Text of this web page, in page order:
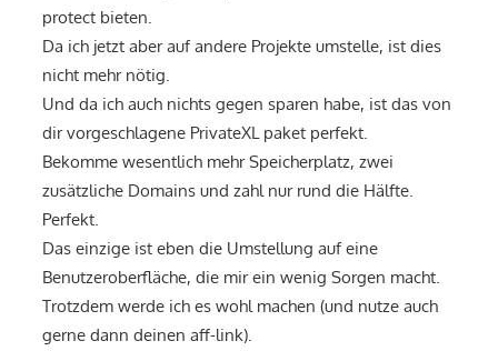
protect bieten.
Da ich jetzt aber auf andere Projekte umstelle, ist dies
nicht mehr nötig.
Und da ich auch nichts gegen sparen habe, ist das von
dir vorgeschlagene PrivateXL paket perfekt.
Bekomme wesentlich mehr Speicherplatz, zwei
zusätzliche Domains und zahl nur rund die Hälfte.
Perfekt.
Das einzige ist eben die Umstellung auf eine
Benutzeroberfläche, die mir ein wenig Sorgen macht.
Trotzdem werde ich es wohl machen (und nutze auch
gerne dann deinen aff-link).